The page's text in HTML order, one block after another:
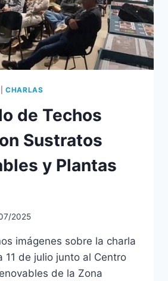
|CHARLAS
de Techos
Sustratos
y Plantas
2025
imágenes sobre la charla
11 de julio junto al Centro
de la Zona